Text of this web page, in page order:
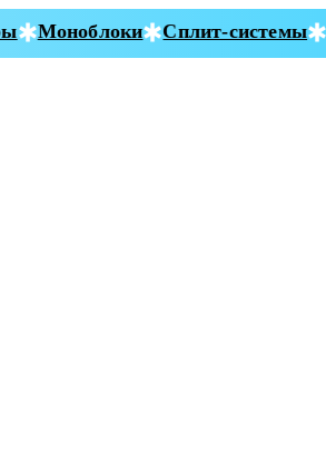
Моноблоки Сплит-системы